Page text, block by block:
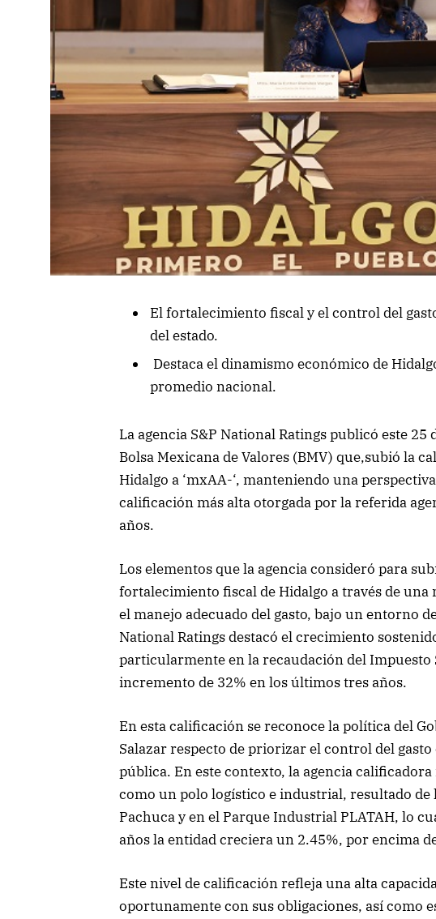
El fortalecimiento fiscal y el control del
del estado.
Destaca el dinamismo económico de
promedio nacional.
La agencia S&P National Ratings publicó este
Bolsa Mexicana de Valores (BMV) que,subió la
Hidalgo a ‘mxAA-‘, manteniendo una
calificación más alta otorgada por la referida
años.
Los elementos que la agencia consideró para
fortalecimiento fiscal de Hidalgo a través de
el manejo adecuado del gasto, bajo un entorno
National Ratings destacó el crecimiento
particularmente en la recaudación del
incremento de 32% en los últimos tres años.
En esta calificación se reconoce la política del
Salazar respecto de priorizar el control del
pública. En este contexto, la agencia
como un polo logístico e industrial, resultado
Pachuca y en el Parque Industrial PLATAH, lo
años la entidad creciera un 2.45%, por encima
Este nivel de calificación refleja una alta
oportunamente con sus obligaciones, así como